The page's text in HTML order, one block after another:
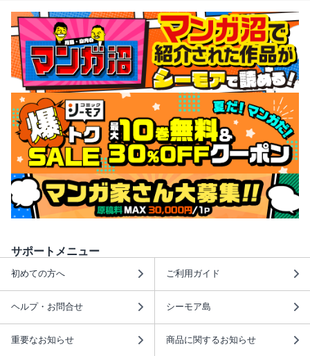
サポートメニュー
初めての方へ ご利用ガイド
ヘルプ・お問合せ シーモア島
重要なお知らせ 商品に関するお知らせ